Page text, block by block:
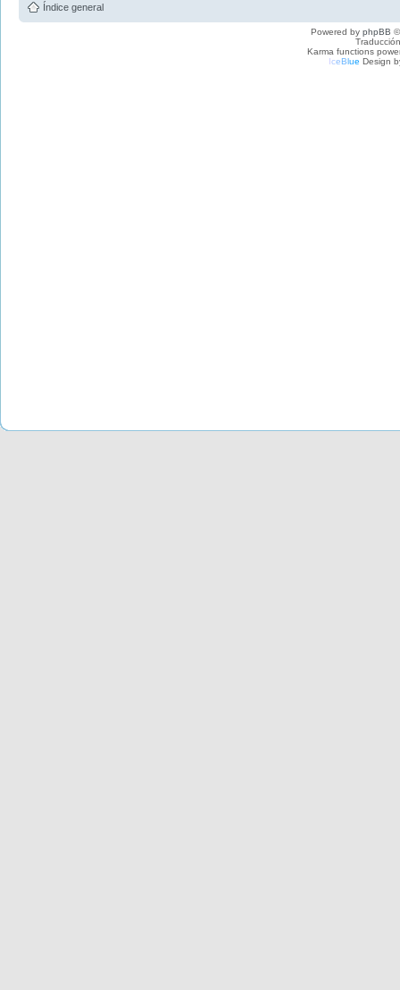
Índice general
Powered by phpBB
Karma functions
IceBlue Design